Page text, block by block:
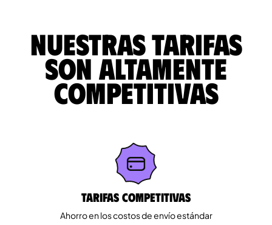
Nuestras tarifas
son altamente
competitivas
Tarifas competitivas
Ahorro en los costos de envío estándar